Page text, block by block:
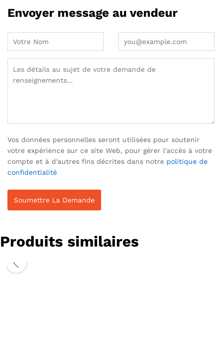
Envoyer message au vendeur
Vos données personnelles seront utilisées pour soutenir
votre expérience sur ce site Web, pour gérer l'accès à votre
compte et à d'autres fins décrites dans notre politique de
confidentialité
Produits similaires